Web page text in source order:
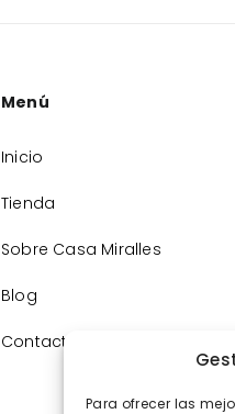
Para ofrecer las
Menú
Inicio
Tienda
Sobre Casa Miralles
Blog
Contacto